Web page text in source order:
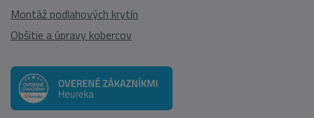
Montáž podlahových krytín
Obšitie a úpravy kobercov